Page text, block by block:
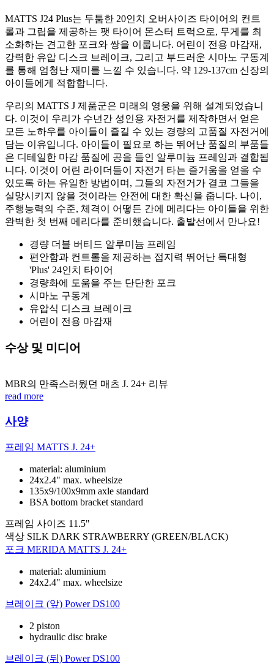
MATTS J24 Plus는 두툼한 20인치 오버사이즈 타이어의 컨트
롤과 그립을 제공하는 팻 타이어 몬스터 트럭으로, 무게를 최
소화하는 견고한 포크와 쌍을 이룹니다. 어린이 전용 마감재,
강력한 유압 디스크 브레이크, 그리고 부드러운 시마노 구동계
를 통해 엄청난 재미를 느낄 수 있습니다. 약 129-137cm 신장의
아이들에게 적합합니다.
우리의 MATTS J 제품군은 미래의 영웅을 위해 설계되었습니
다. 이것이 우리가 수년간 성인용 자전거를 제작하면서 얻은
모든 노하우를 아이들이 즐길 수 있는 경량의 고품질 자전거에
담는 이유입니다. 아이들이 필요로 하는 뛰어난 품질의 부품들
은 디테일한 마감 품질에 공을 들인 알루미늄 프레임과 결합됩
니다. 이것이 어린 라이더들이 자전거 타는 즐거움을 얻을 수
있도록 하는 유일한 방법이며, 그들의 자전거가 결코 그들을
실망시키지 않을 것이라는 안전에 대한 확신을 줍니다. 나이,
주행능력의 수준, 체격이 어떻든 간에 메리다는 아이들을 위한
완벽한 첫 번째 메리다를 준비했습니다. 출발선에서 만나요!
경량 더블 버티드 알루미늄 프레임
편안함과 컨트롤을 제공하는 접지력 뛰어난 특대형
'Plus' 24인치 타이어
경량화에 도움을 주는 단단한 포크
시마노 구동계
유압식 디스크 브레이크
어린이 전용 마감재
수상 및 미디어
MBR의 만족스러웠던 매츠 J. 24+ 리뷰
read more
사양
프레임 MATTS J. 24+
material: aluminium
24x2.4" max. wheelsize
135x9/100x9mm axle standard
BSA bottom bracket standard
프레임 사이즈 11.5"
색상 SILK DARK STRAWBERRY (GREEN/BLACK)
포크 MERIDA MATTS J. 24+
material: aluminium
24x2.4" max. wheelsize
브레이크 (앞) Power DS100
2 piston
hydraulic disc brake
브레이크 (뒤) Power DS100